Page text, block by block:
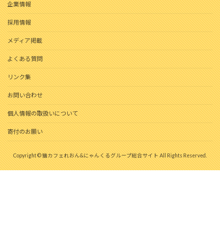
企業情報
採用情報
メディア掲載
よくある質問
リンク集
お問い合わせ
個人情報の取扱いについて
寄付のお願い
Copyright © 猫カフェれおん&にゃんくるグループ総合サイト All Rights Reserved.